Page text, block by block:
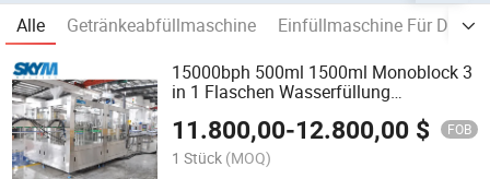
Alle Getränkeabfüllmaschine
Einfüllmaschine Für Das
15000bph 500ml 1500ml Monoblock 3
in 1 Flaschen Wasserfüllung
Produktionslinie für die
Trinkwasserproduktion
11.800,00-12.800,00 $ FOB
1 Stück (MOQ)